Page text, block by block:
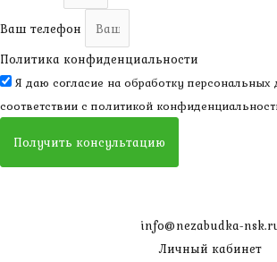
Ваш телефон
Политика конфиденциальности
Я даю согласие на обработку персональных
соответствии с политикой
Получить консультацию
info@nezabudka-
Личный кабинет